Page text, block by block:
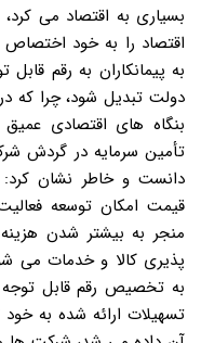
بسیاری به اقتصاد می
اقتصاد را به خود
به پیمانکاران به رقم
دولت تبدیل شود، چرا که
بنگاه های اقتصادی
تأمین سرمایه در گردش
دانست و خاطر نشان کرد:
قیمت امکان توسعه
منجر به بیشتر شدن
پذیری کالا و خدمات می
به تخصیص رقم قابل توجه
تسهیلات ارائه شده به